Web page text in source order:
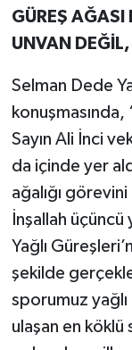
GÜREŞ AĞASI
UNVAN
Selman Dede
Sayın Ali İnci
da içinde yer
ağalığı
İnşallah üçüncü
Yağlı
şekilde
sporumuz
ulaşan en köklü